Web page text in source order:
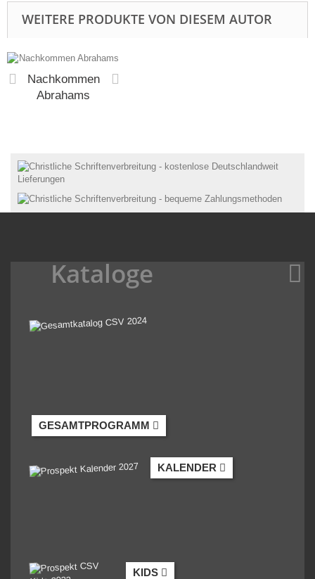
WEITERE PRODUKTE VON DIESEM AUTOR
Nachkommen
Abrahams
Kataloge
GESAMTPROGRAMM
KALENDER
KIDS